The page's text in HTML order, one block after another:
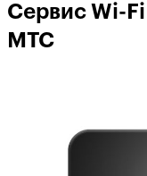
Сервис Wi-
МТС